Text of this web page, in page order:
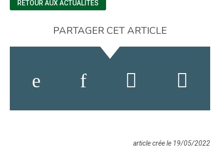
RETOUR AUX ACTUALITÉS
PARTAGER CET ARTICLE
article crée le 19/05/2022